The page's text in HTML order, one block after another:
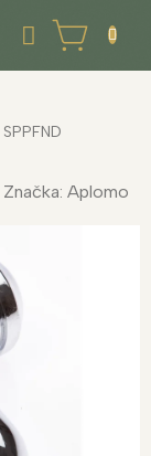
NÁKUPNÍ
KOŠÍK
SPPFND
Značka: Aplomo